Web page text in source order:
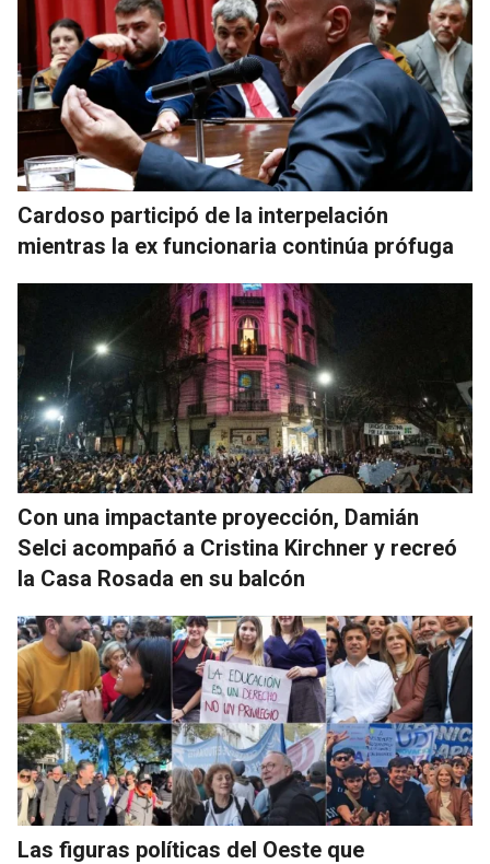
Cardoso participó de la interpelación
mientras la ex funcionaria continúa prófuga
Con una impactante proyección, Damián
Selci acompañó a Cristina Kirchner y recreó
la Casa Rosada en su balcón
Las figuras políticas del Oeste que